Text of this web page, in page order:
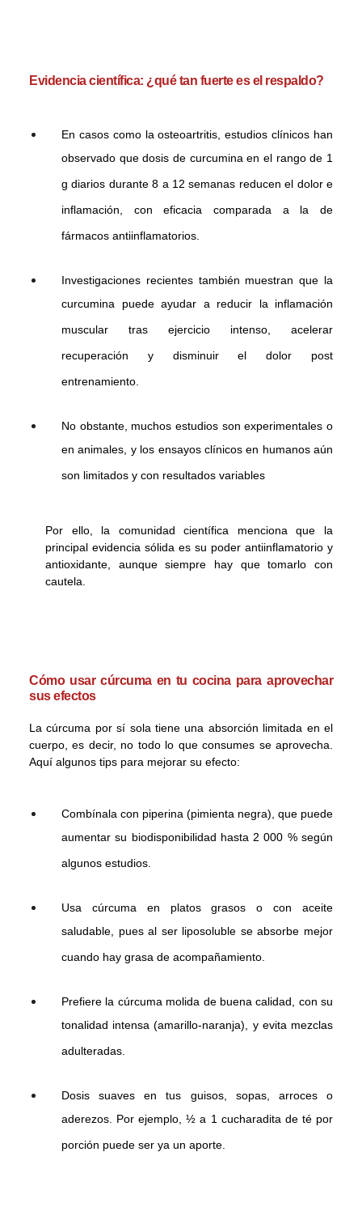
Evidencia científica: ¿qué tan fuerte es el respaldo?
En casos como la osteoartritis, estudios clínicos han
observado que dosis de curcumina en el rango de 1
g diarios durante 8 a 12 semanas reducen el dolor e
inflamación, con eficacia comparada a la de
fármacos antiinflamatorios.
Investigaciones recientes también muestran que la
curcumina puede ayudar a reducir la inflamación
muscular tras ejercicio intenso, acelerar
recuperación y disminuir el dolor post
entrenamiento.
No obstante, muchos estudios son experimentales o
en animales, y los ensayos clínicos en humanos aún
son limitados y con resultados variables
Por ello, la comunidad científica menciona que la
principal evidencia sólida es su poder antiinflamatorio y
antioxidante, aunque siempre hay que tomarlo con
cautela.
Cómo usar cúrcuma en tu cocina para aprovechar
sus efectos
La cúrcuma por sí sola tiene una absorción limitada en el
cuerpo, es decir, no todo lo que consumes se aprovecha.
Aquí algunos tips para mejorar su efecto:
Combínala con piperina (pimienta negra), que puede
aumentar su biodisponibilidad hasta 2 000 % según
algunos estudios.
Usa cúrcuma en platos grasos o con aceite
saludable, pues al ser liposoluble se absorbe mejor
cuando hay grasa de acompañamiento.
Prefiere la cúrcuma molida de buena calidad, con su
tonalidad intensa (amarillo-naranja), y evita mezclas
adulteradas.
Dosis suaves en tus guisos, sopas, arroces o
aderezos. Por ejemplo, ½ a 1 cucharadita de té por
porción puede ser ya un aporte.